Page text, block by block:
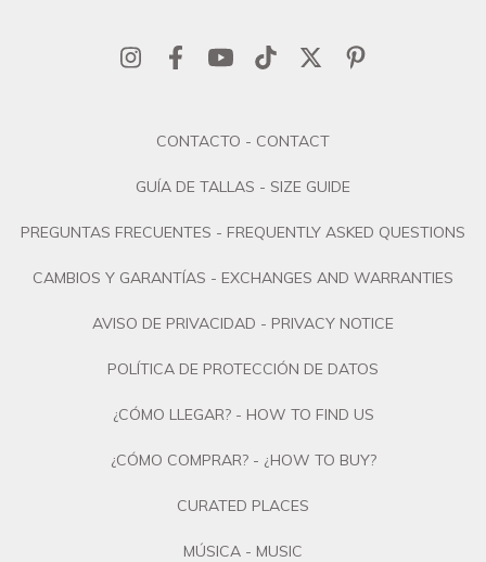
CONTACTO - CONTACT
GUÍA DE TALLAS - SIZE GUIDE
PREGUNTAS FRECUENTES - FREQUENTLY ASKED QUESTIONS
CAMBIOS Y GARANTÍAS - EXCHANGES AND WARRANTIES
AVISO DE PRIVACIDAD - PRIVACY NOTICE
POLÍTICA DE PROTECCIÓN DE DATOS
¿CÓMO LLEGAR? - HOW TO FIND US
¿CÓMO COMPRAR? - ¿HOW TO BUY?
CURATED PLACES
MÚSICA - MUSIC